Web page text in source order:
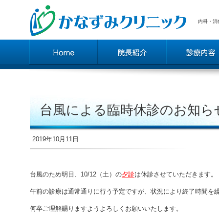
内科・消
台風による臨時休診のお知ら
2019年10月11日
台風のため明日、10/12（土）の夕診は休診させていただきます。
午前の診療は通常通りに行う予定ですが、状況により終了時間を
何卒ご理解賜りますようよろしくお願いいたします。